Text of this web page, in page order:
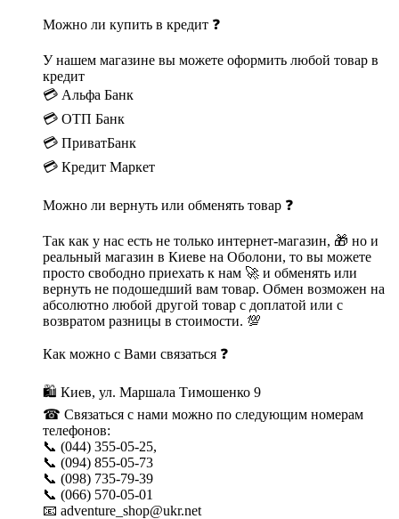
Можно ли купить в кредит ❓
У нашем магазине вы можете оформить любой товар в
кредит
💳 Альфа Банк
💳 ОТП Банк
💳 ПриватБанк
💳 Кредит Маркет
Можно ли вернуть или обменять товар ❓
Так как у нас есть не только интернет-магазин, 🎁 но и
реальный магазин в Киеве на Оболони, то вы можете
просто свободно приехать к нам 🚀 и обменять или
вернуть не подошедший вам товар. Обмен возможен на
абсолютно любой другой товар с доплатой или с
возвратом разницы в стоимости. 💯
Как можно с Вами связаться ❓
🛍 Киев, ул. Маршала Тимошенко 9
☎ Связаться с нами можно по следующим номерам
телефонов:
📞 (044) 355-05-25,
📞 (094) 855-05-73
📞 (098) 735-79-39
📞 (066) 570-05-01
📧 adventure_shop@ukr.net